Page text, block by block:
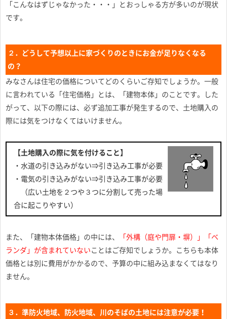
「こんなはずじゃなかった・・・」とおっしゃる方が多いのが現状
です。
２．どうして予想以上に家づくりのときにお金が足りなくなる
の？
みなさんは住宅の価格についてどのくらいご存知でしょうか。一般
に言われている「住宅価格」とは、「建物本体」のことです。した
がって、以下の際には、必ず追加工事が発生するので、土地購入の
際には気をつけなくてはいけません。
【土地購入の際に気を付けること】
・水道の引き込みがない⇒引き込み工事が必要
・電気の引き込みがない⇒引き込み工事が必要
（広い土地を２つや３つに分割して売った場
合に起こりやすい）
また、「建物本体価格」の中には、
「外構（庭や門扉・塀）」「ベ
ランダ」が含まれていない ことはご存知でしょうか。こちらも本体
価格とは別に費用がかかるので、予算の中に組み込まなくてはなり
ません。
３．準防火地域、防火地域、川のそばの土地には注意が必要！